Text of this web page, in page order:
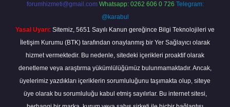
forumhizmeti@gmail.com Whatsapp: 0262 606 0 726 Telegram:
@karabul
Yasal Uyarı: Sitemiz, 5651 Sayılı Kanun gereğince Bilgi Teknolojileri ve
İletişim Kurumu (BTK) tarafından onaylanmış bir Yer Sağlayıcı olarak
hizmet vermektedir. Bu nedenle, sitedeki içerikleri proaktif olarak
denetleme veya araştırma yükümlülüğümüz bulunmamaktadır. Ancak,
üyelerimiz yazdıkları içeriklerin sorumluluğunu taşımakta olup, siteye
üye olarak bu sorumluluğu kabul etmiş sayılırlar. Bu internet sitesi,